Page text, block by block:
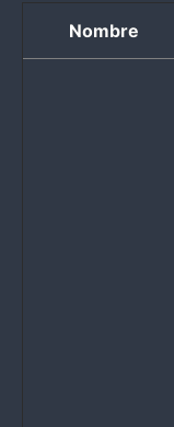
Nombre